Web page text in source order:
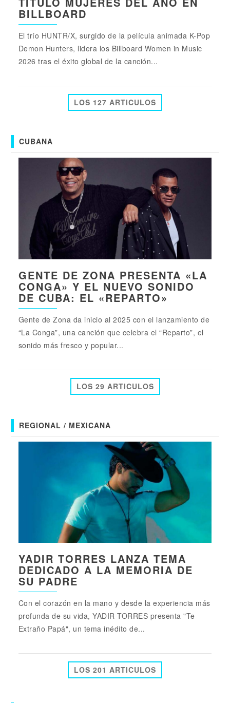
BILLBOARD
El trío HUNTR/X, surgido de la película animada K-Pop
Demon Hunters, lidera los Billboard Women in Music
2026 tras el éxito global de la canción...
LOS 127 ARTICULOS
CUBANA
GENTE DE ZONA PRESENTA «LA
CONGA» Y EL NUEVO SONIDO
DE CUBA: EL «REPARTO»
Gente de Zona da inicio al 2025 con el lanzamiento de
“La Conga”, una canción que celebra el “Reparto”, el
sonido más fresco y popular...
LOS 29 ARTICULOS
REGIONAL / MEXICANA
YADIR TORRES LANZA TEMA
DEDICADO A LA MEMORIA DE
SU PADRE
Con el corazón en la mano y desde la experiencia más
profunda de su vida, YADIR TORRES presenta "Te
Extraño Papá", un tema inédito de...
LOS 201 ARTICULOS